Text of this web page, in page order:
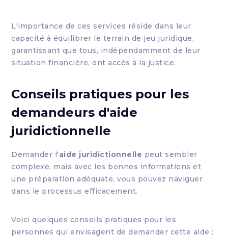
L'importance de ces services réside dans leur
capacité à équilibrer le terrain de jeu juridique,
garantissant que tous, indépendamment de leur
situation financière, ont accès à la justice.
Conseils pratiques pour les
demandeurs d'aide
juridictionnelle
Demander l'aide juridictionnelle peut sembler
complexe, mais avec les bonnes informations et
une préparation adéquate, vous pouvez naviguer
dans le processus efficacement.
Voici quelques conseils pratiques pour les
personnes qui envisagent de demander cette aide :